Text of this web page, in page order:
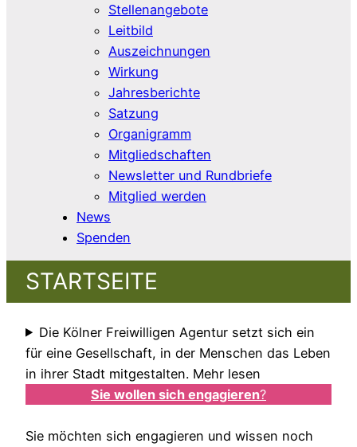
Stellenangebote
Leitbild
Auszeichnungen
Wirkung
Jahresberichte
Satzung
Organigramm
Mitgliedschaften
Newsletter und Rundbriefe
Mitglied werden
News
Spenden
STARTSEITE
Die Kölner Freiwilligen Agentur setzt sich ein
für eine Gesellschaft, in der Menschen das Leben
in ihrer Stadt mitgestalten. Mehr lesen
Sie wollen sich engagieren?
Sie möchten sich engagieren und wissen noch